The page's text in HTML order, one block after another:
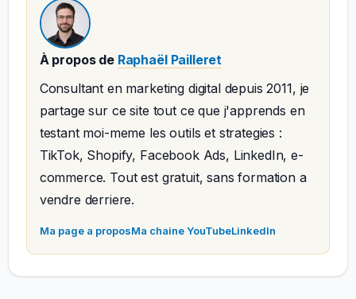
À propos de Raphaël Pailleret
Consultant en marketing digital depuis 2011, je
partage sur ce site tout ce que j'apprends en
testant moi-meme les outils et strategies :
TikTok, Shopify, Facebook Ads, LinkedIn, e-
commerce. Tout est gratuit, sans formation a
vendre derriere.
Ma page a proposMa chaine YouTubeLinkedIn